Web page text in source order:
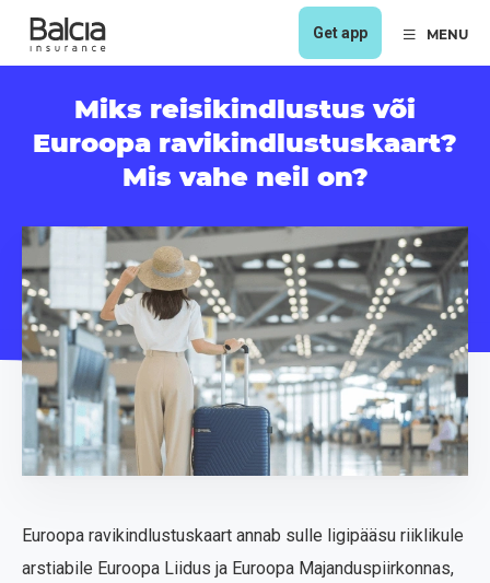
Get app MENU
Miks reisikindlustus või
Euroopa ravikindlustuskaart?
Mis vahe neil on?
Euroopa ravikindlustuskaart annab sulle ligipääsu riiklikule
arstiabile Euroopa Liidus ja Euroopa Majanduspiirkonnas,